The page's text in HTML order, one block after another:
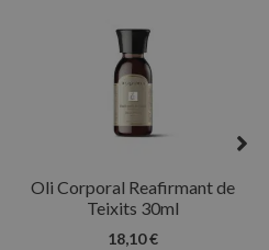
Oli Corporal Reafirmant de
Teixits 30ml
18,10 €